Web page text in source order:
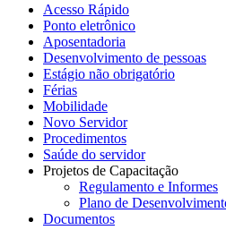
Acesso Rápido
Ponto eletrônico
Aposentadoria
Desenvolvimento de pessoas
Estágio não obrigatório
Férias
Mobilidade
Novo Servidor
Procedimentos
Saúde do servidor
Projetos de Capacitação
Regulamento e Informes
Plano de
Documentos